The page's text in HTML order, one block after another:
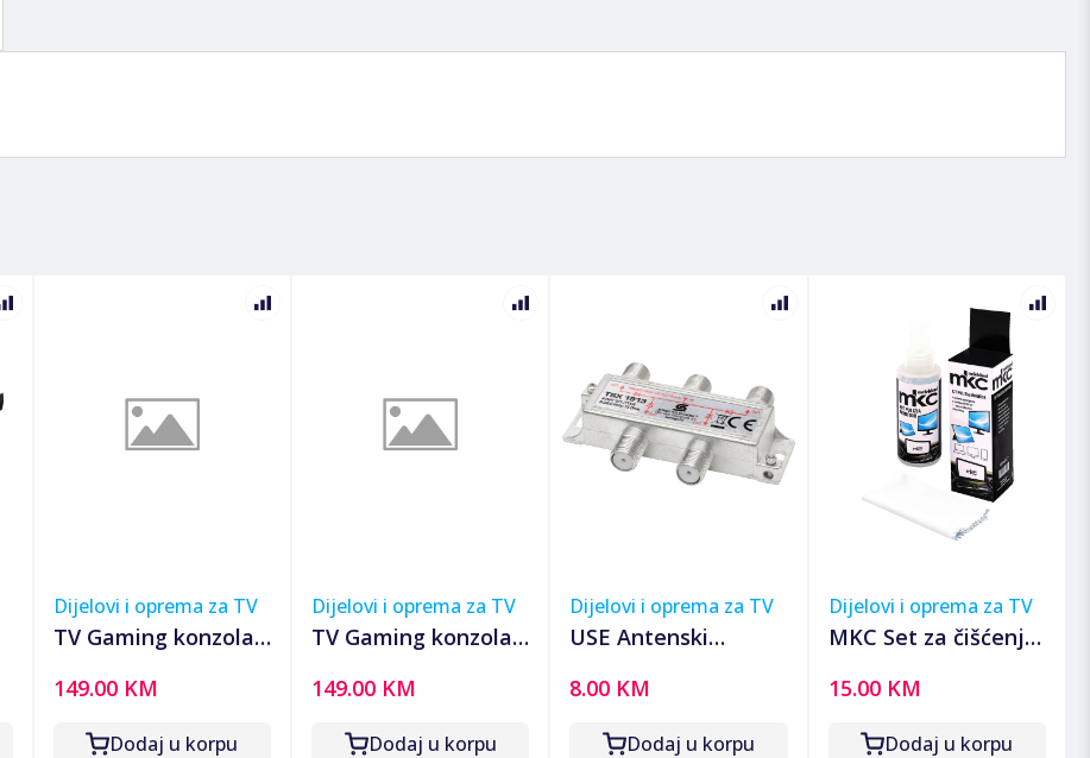
Dijelovi i oprema za TV
TV Gaming konzola
screen
149.00 KM
Dodaj u korpu
Dijelovi i oprema za TV
TV Gaming konzola
149.00 KM
Dodaj u korpu
Dijelovi i oprema za TV
USE Antenski
izlaza, 5-2400 MHz -
TSX 1913
8.00 KM
Dodaj u korpu
Dijelovi i oprema za TV
MKC Set za čišćenje
Kit V01052
15.00 KM
Dodaj u korpu